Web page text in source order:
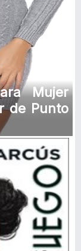
Mujer
de Punto
In